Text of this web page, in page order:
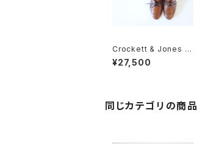
Crockett & Jones U
RSULA 65 B ヒール
¥27,500
同じカテゴリの商品